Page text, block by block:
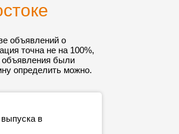
объявлений о
точна не на 100%,
объявления были
определить можно.
в